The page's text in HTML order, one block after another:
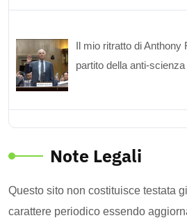
Il mio ritratto di Anthony
partito della anti-scienza
Note Legali
Questo sito non costituisce testata
carattere periodico essendo